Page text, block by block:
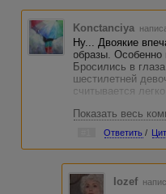
Konctanciya
Ну... Двоякие
образы. Особенно
Бросились в
шестилетней
считывается
Показать весь
Ответить /
Iozef